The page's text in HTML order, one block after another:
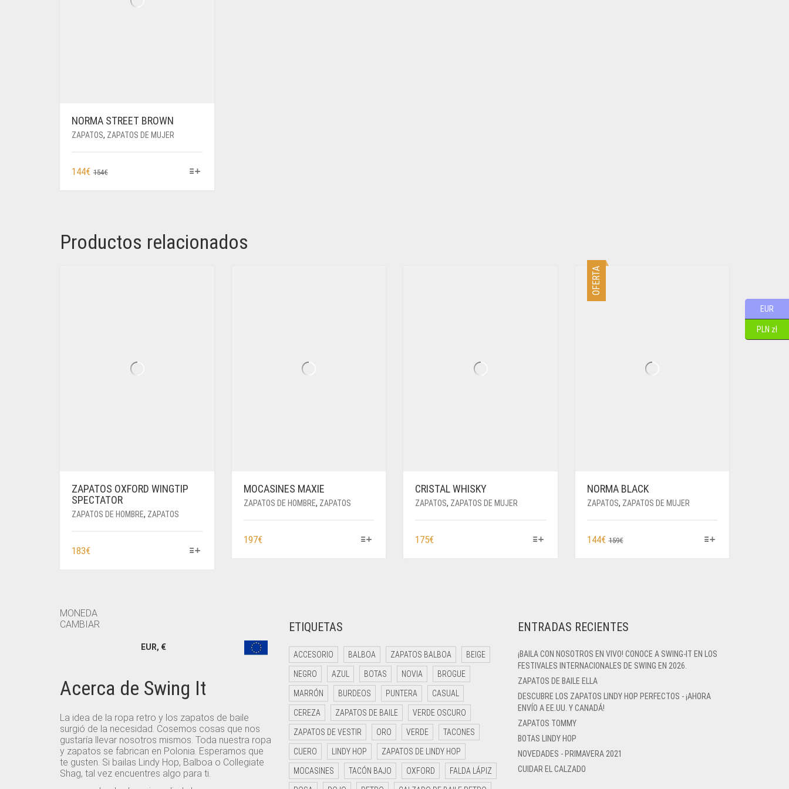
NORMA STREET BROWN
ZAPATOS, ZAPATOS DE MUJER
154€EL
144€
EL
LAS
OPCIONES
Productos relacionados
ZAPATOS OXFORD WINGTIP
SPECTATOR
ZAPATOS DE HOMBRE, ZAPATOS
183€ESTE
LAS
OPCIONES
LA
DE
PRODUCTO
MOCASINES MAXIE
ZAPATOS DE HOMBRE, ZAPATOS
197€ESTE
PUEDEN
ELEGIR
PÁGINA
PRODUCTO
CRISTAL WHISKY
ZAPATOS, ZAPATOS DE MUJER
175€ESTE
ELEGIR
EN
LA
PÁGINA
DE
PRODUCTO
OFERTA
NORMA BLACK
ZAPATOS, ZAPATOS DE MUJER
159€EL
144€
EL
ESTE
SE
ELEGIR
EN
PÁGINA
MONEDA
CAMBIAR
EUR, €
Acerca de Swing It
La idea de la ropa retro y los zapatos de baile
surgió de la necesidad. Cosemos cosas que nos
gustaría llevar nosotros mismos. Toda nuestra ropa
y zapatos se fabrican en Polonia. Esperamos que
te gusten. Si bailas Lindy Hop, Balboa o Collegiate
Shag, tal vez encuentres algo para ti.
ETIQUETAS
ACCESORIO BALBOA ZAPATOS BALBOA BEIGE
NEGRO AZUL BOTAS NOVIA BROGUE
MARRÓN BURDEOS PUNTERA CASUAL
CEREZA ZAPATOS DE BAILE VERDE OSCURO
ZAPATOS DE VESTIR ORO VERDE TACONES
CUERO LINDY HOP ZAPATOS DE LINDY HOP
MOCASINES TACÓN BAJO OXFORD FALDA LÁPIZ
ENTRADAS RECIENTES
¡BAILA CON NOSOTROS EN VIVO! CONOCE A SWING-IT EN LOS
FESTIVALES INTERNACIONALES DE SWING EN 2026.
ZAPATOS DE BAILE ELLA
DESCUBRE LOS ZAPATOS LINDY HOP PERFECTOS - ¡AHORA
ENVÍO A EE.UU. Y CANADÁ!
ZAPATOS TOMMY
BOTAS LINDY HOP
NOVEDADES - PRIMAVERA 2021
CUIDAR EL CALZADO
EUR
PLN zł